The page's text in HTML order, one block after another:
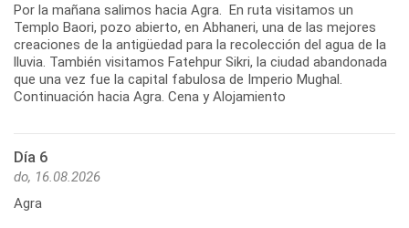
Por la mañana salimos hacia Agra. En ruta visitamos un
Templo Baori, pozo abierto, en Abhaneri, una de las mejores
creaciones de la antigüedad para la recolección del agua de la
lluvia. También visitamos Fatehpur Sikri, la ciudad abandonada
que una vez fue la capital fabulosa de Imperio Mughal.
Continuación hacia Agra. Cena y Alojamiento
Día 6
do, 16.08.2026
Agra